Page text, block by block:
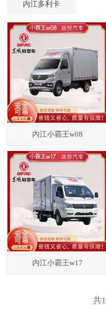
内江多利卡
内江小霸王w08
内江小霸王w17
共1